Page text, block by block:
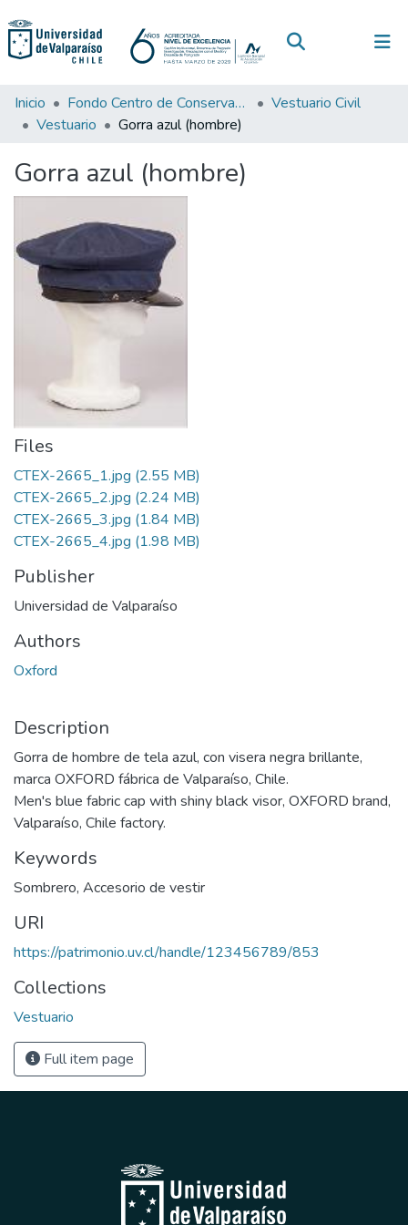
(current)
Communities & Collections
Statistics
Inicio Fondo Centro de Conservación de Textiles
Vestuario Civil
Vestuario
Gorra azul (hombre)
Gorra azul (hombre)
Files
CTEX-2665_1.jpg (2.55 MB)
CTEX-2665_2.jpg (2.24 MB)
CTEX-2665_3.jpg (1.84 MB)
CTEX-2665_4.jpg (1.98 MB)
Publisher
Universidad de Valparaíso
Authors
Oxford
Description
Gorra de hombre de tela azul, con visera negra brillante,
marca OXFORD fábrica de Valparaíso, Chile.
Men's blue fabric cap with shiny black visor, OXFORD brand,
Valparaíso, Chile factory.
Keywords
Sombrero, Accesorio de vestir
URI
https://patrimonio.uv.cl/handle/123456789/853
Collections
Vestuario
Full item page